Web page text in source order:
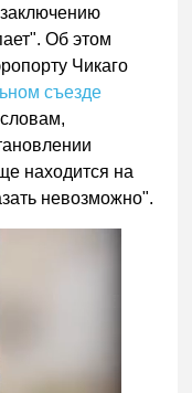
заключению
Об этом
Чикаго
съезде
находится на
невозможно".